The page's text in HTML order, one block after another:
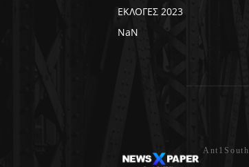
ΕΚΛΟΓΕΣ 2023
NaN
Ant1South